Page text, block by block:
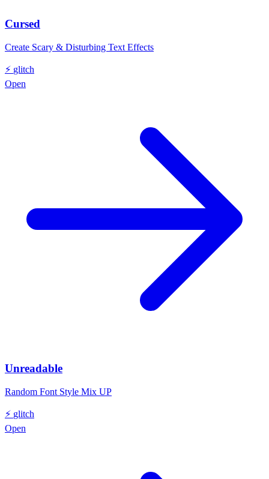
Cursed
Create Scary & Disturbing Text Effects
⚡ glitch
Open
Unreadable
Random Font Style Mix UP
⚡ glitch
Open